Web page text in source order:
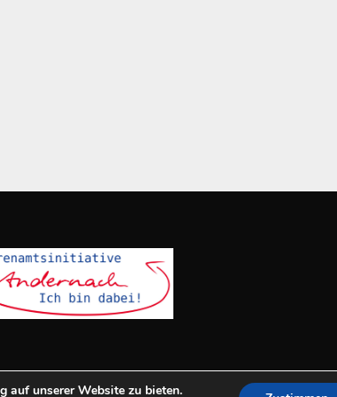
auf unserer Website zu bieten.